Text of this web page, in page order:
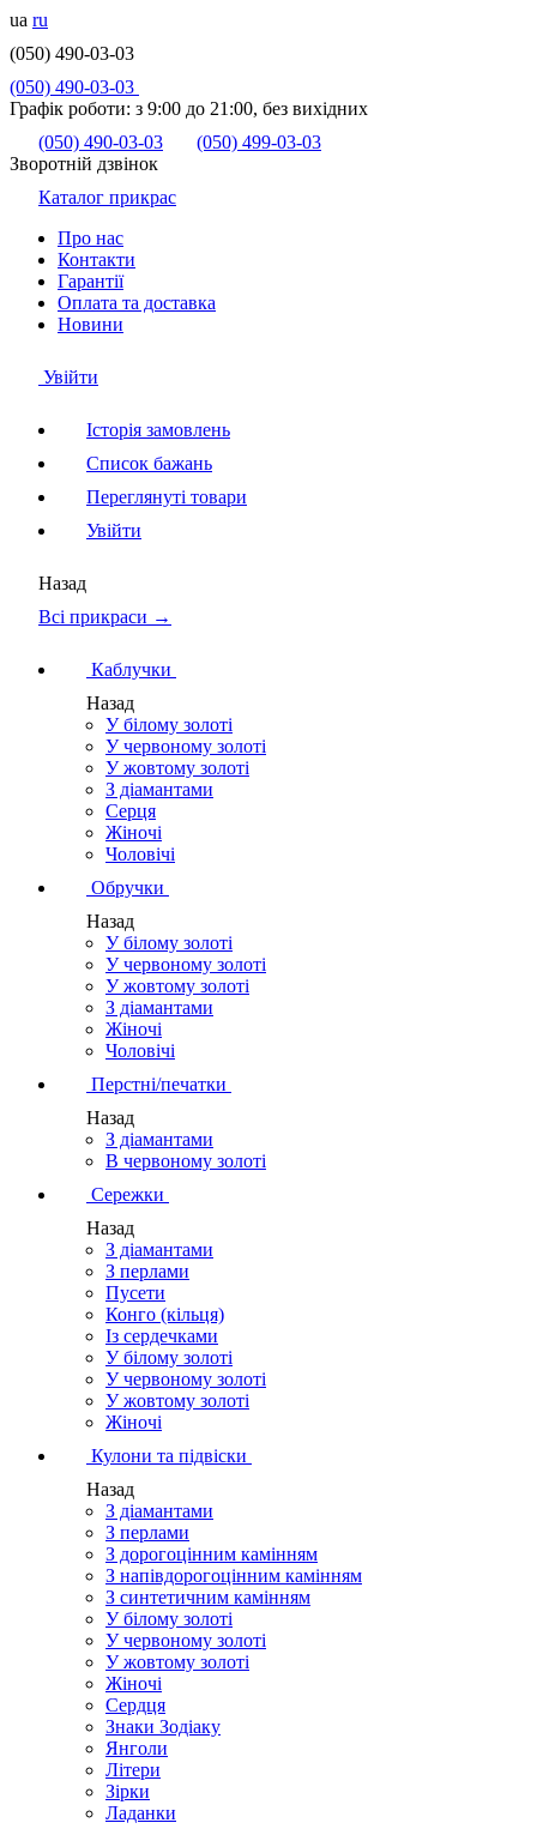
ua ru
(050) 490-03-03
(050) 490-03-03
Графік роботи: з 9:00 до 21:00, без вихідних
(050) 490-03-03
(050) 499-03-03
Зворотній дзвінок
Каталог прикрас
Про нас
Контакти
Гарантії
Оплата та доставка
Новини
Увійти
Історія замовлень
Список бажань
Переглянуті товари
Увійти
Назад
Всі прикраси →
Каблучки
Назад
У білому золоті
У червоному золоті
У жовтому золоті
З діамантами
Серця
Жіночі
Чоловічі
Обручки
Назад
У білому золоті
У червоному золоті
У жовтому золоті
З діамантами
Жіночі
Чоловічі
Перстні/печатки
Назад
З діамантами
В червоному золоті
Сережки
Назад
З діамантами
З перлами
Пусети
Конго (кільця)
Із сердечками
У білому золоті
У червоному золоті
У жовтому золоті
Жіночі
Кулони та підвіски
Назад
З діамантами
З перлами
З дорогоцінним камінням
З напівдорогоцінним камінням
З синтетичним камінням
У білому золоті
У червоному золоті
У жовтому золоті
Жіночі
Сердця
Знаки Зодіаку
Янголи
Літери
Зірки
Ладанки